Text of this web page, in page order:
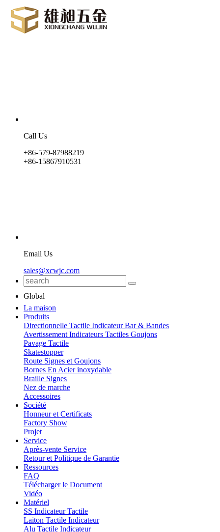
Call Us
+86-579-87988219
+86-15867910531
Email Us
sales@xcwjc.com
Global
La maison
Produits
Directionnelle Tactile Indicateur Bar & Bandes
Avertissement Indicateurs Tactiles Goujons
Pavage Tactile
Skatestopper
Route Signes et Goujons
Bornes En Acier inoxydable
Braille Signes
Nez de marche
Accessoires
Société
Honneur et Certificats
Factory Show
Projet
Service
Après-vente Service
Retour et Politique de Garantie
Ressources
FAQ
Télécharger le Document
Vidéo
Matériel
SS Indicateur Tactile
Laiton Tactile Indicateur
Alu Tactile Indicateur